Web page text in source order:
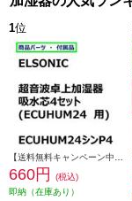
1位
660円
(税込)
即納（在庫あり）